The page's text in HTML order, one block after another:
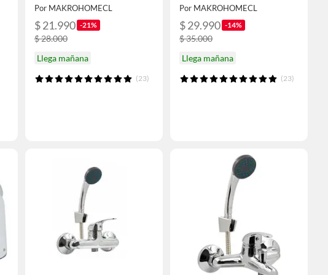
Por MAKROHOMECL
$ 21.990 -21%
$ 28.000
Llega mañana
(23)
Por MAKROHOMECL
$ 29.990 -14%
$ 35.000
Llega mañana
(23)